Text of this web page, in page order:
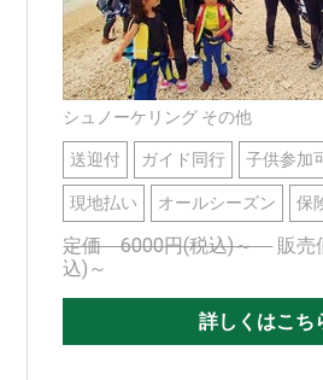
シュノーケリング その他
送迎付 ガイド同行 子供参加
現地払い オールシーズン 保
定価 6000円(税込)～ 販
込)～
詳しくはこち